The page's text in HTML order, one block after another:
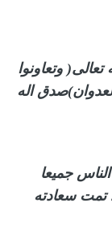
وتعاونوا
اله
جميعا
سعادته